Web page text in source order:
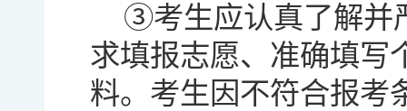
③考生应认真了解并
求填报志愿、准确填写
料。考生因不符合报考